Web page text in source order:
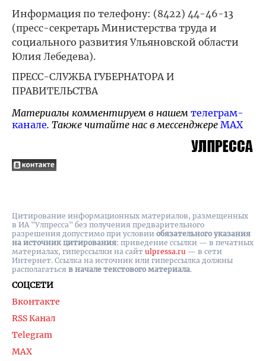
Информация по телефону: (8422) 44-46-13
(пресс-секретарь Министерства труда и
социального развития Ульяновской области
Юлия Лебедева).
ПРЕСС-СЛУЖБА ГУБЕРНАТОРА И
ПРАВИТЕЛЬСТВА
Материалы комментируем в нашем телеграм-
канале. Также читайте нас в мессенджере MAX
СОЦСЕТИ
Вконтакте
RSS Канал
Telegram
MAX
Цитирование информационных материалов, размещенных
в ИА "Улпресса" без получения предварительного
разрешения допустимо при условии обязательного указания
на источник цитирования: приведение ссылки — в печатных
материалах, гиперссылки на cайт ulpressa.ru — в сети
Интернет. Ссылка на источник или гиперссылка должны
располагаться в начале текстового материала.